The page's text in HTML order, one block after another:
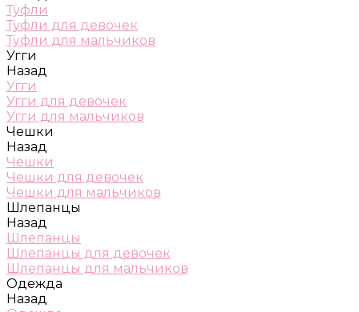
Туфли
Туфли для девочек
Туфли для мальчиков
Угги
Назад
Угги
Угги для девочек
Угги для мальчиков
Чешки
Назад
Чешки
Чешки для девочек
Чешки для мальчиков
Шлепанцы
Назад
Шлепанцы
Шлепанцы для девочек
Шлепанцы для мальчиков
Одежда
Назад